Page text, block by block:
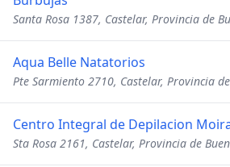
Santa Rosa 1387, Castelar, Provincia de
Aqua Belle Natatorios
Pte Sarmiento 2710, Castelar, Provincia
Centro Integral de Depilacion
Sta Rosa 2161, Castelar, Provincia de